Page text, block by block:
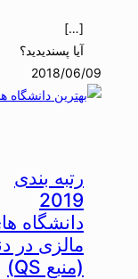
[…]
آیا پسندیدید؟
2018/06/09
رتبه بندی
2019
دانشگاه
مالزی در
(منبع QS)